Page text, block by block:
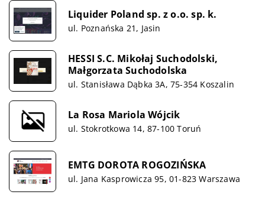
Liquider Poland sp. z o.o. sp. k.
ul. Poznańska 21, Jasin
HESSI S.C. Mikołaj Suchodolski,
Małgorzata Suchodolska
ul. Stanisława Dąbka 3A, 75-354 Koszalin
La Rosa Mariola Wójcik
ul. Stokrotkowa 14, 87-100 Toruń
EMTG DOROTA ROGOZIŃSKA
ul. Jana Kasprowicza 95, 01-823 Warszawa